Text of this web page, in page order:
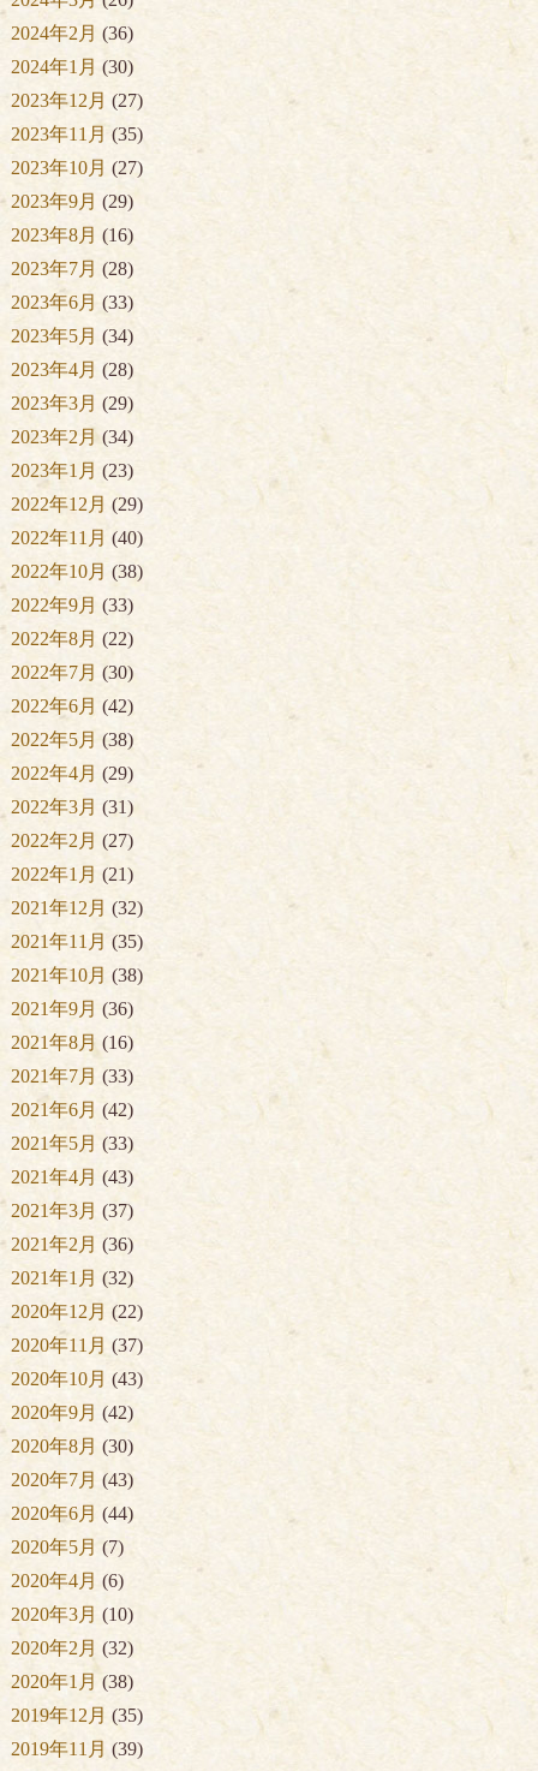
2024年2月 (36)
2024年1月 (30)
2023年12月 (27)
2023年11月 (35)
2023年10月 (27)
2023年9月 (29)
2023年8月 (16)
2023年7月 (28)
2023年6月 (33)
2023年5月 (34)
2023年4月 (28)
2023年3月 (29)
2023年2月 (34)
2023年1月 (23)
2022年12月 (29)
2022年11月 (40)
2022年10月 (38)
2022年9月 (33)
2022年8月 (22)
2022年7月 (30)
2022年6月 (42)
2022年5月 (38)
2022年4月 (29)
2022年3月 (31)
2022年2月 (27)
2022年1月 (21)
2021年12月 (32)
2021年11月 (35)
2021年10月 (38)
2021年9月 (36)
2021年8月 (16)
2021年7月 (33)
2021年6月 (42)
2021年5月 (33)
2021年4月 (43)
2021年3月 (37)
2021年2月 (36)
2021年1月 (32)
2020年12月 (22)
2020年11月 (37)
2020年10月 (43)
2020年9月 (42)
2020年8月 (30)
2020年7月 (43)
2020年6月 (44)
2020年5月 (7)
2020年4月 (6)
2020年3月 (10)
2020年2月 (32)
2020年1月 (38)
2019年12月 (35)
2019年11月 (39)